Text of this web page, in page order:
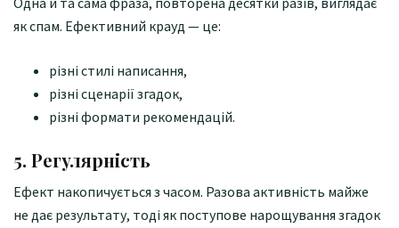
як спам. Ефективний крауд — це:
різні стилі написання,
різні сценарії згадок,
різні формати рекомендацій.
5. Регулярність
Ефект накопичується з часом. Разова активність майже
не дає результату, тоді як поступове нарощування згадок